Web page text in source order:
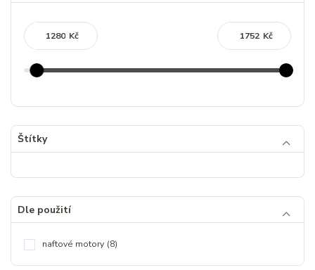
Kč Kč
Štítky
Dle použití
naftové motory (8)